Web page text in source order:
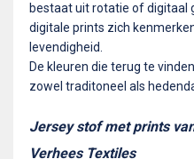
bestaat uit rotatie of digitaal
digitale prints zich
levendigheid.
De kleuren die terug te
zowel traditoneel als
Jersey stof met prints
Verhees Textiles